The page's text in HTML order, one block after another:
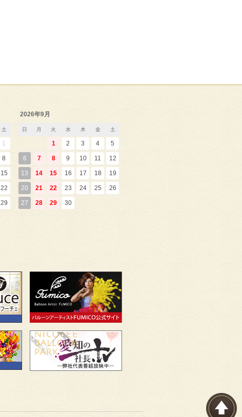
土
1
8
15
22
29
2026年9月
日 月 火 水 木 金 土
1 2 3 4 5
6 7 8 9 10 11 12
13 14 15 16 17 18 19
20 21 22 23 24 25 26
27 28 29 30